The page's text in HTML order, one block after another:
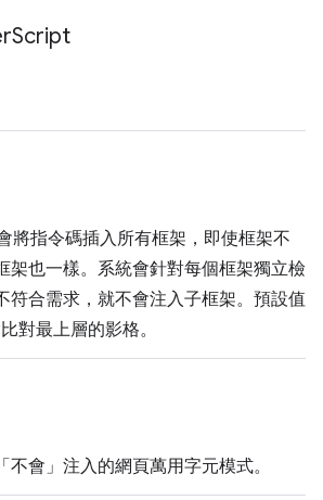
Script
將指令碼插入所有框架，即使框架不
架也一樣。系統會針對每個框架獨立檢
符合需求，就不會注入子框架。預設值
對最上層的影格。
會」注入的網頁萬用字元模式。